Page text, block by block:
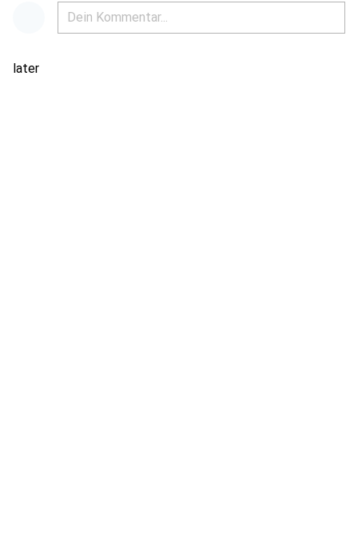
later